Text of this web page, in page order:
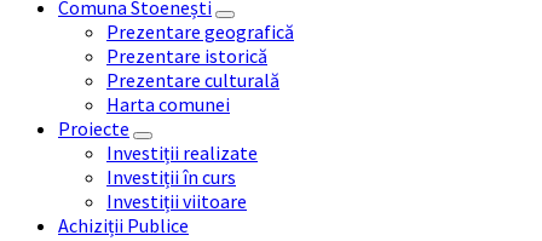
Comuna Stoenești
Prezentare geografică
Prezentare istorică
Prezentare culturală
Harta comunei
Proiecte
Investiții realizate
Investiții în curs
Investiții viitoare
Achiziții Publice